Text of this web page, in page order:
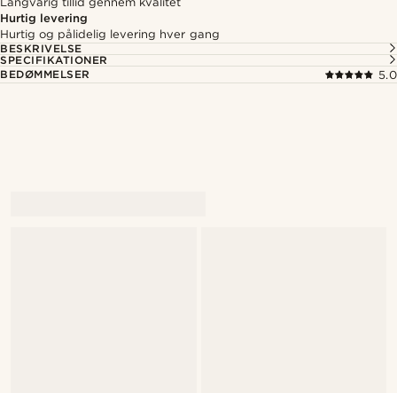
Hurtig levering
Hurtig og pålidelig levering hver gang
BESKRIVELSE
SPECIFIKATIONER
BEDØMMELSER
5.0